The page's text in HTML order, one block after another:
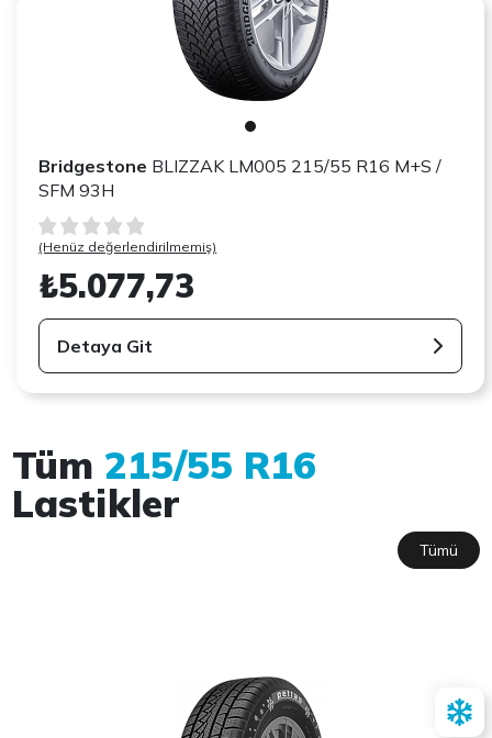
Bridgestone BLIZZAK LM005 215/55 R16 M+S /
SFM 93H
(Henüz değerlendirilmemiş)
₺5.077,73
Detaya Git
Tüm 215/55 R16
Lastikler
Tümü